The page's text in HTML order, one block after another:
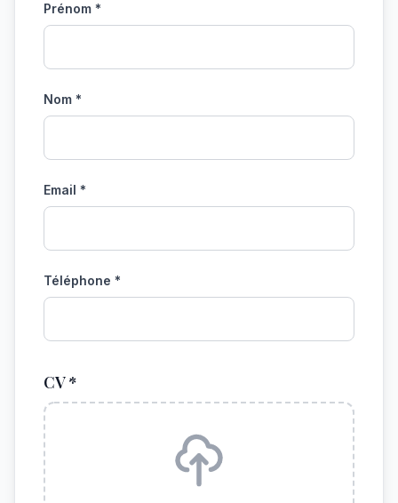
Prénom *
Nom *
Email *
Téléphone *
CV *